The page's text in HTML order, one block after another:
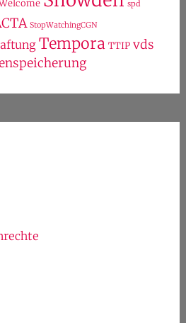
spd
StopWatchingCGN
Tempora TTIP vds